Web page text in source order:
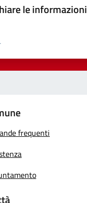
le
5 stelle su 5
stelle su 5
su 5
5
frequenti